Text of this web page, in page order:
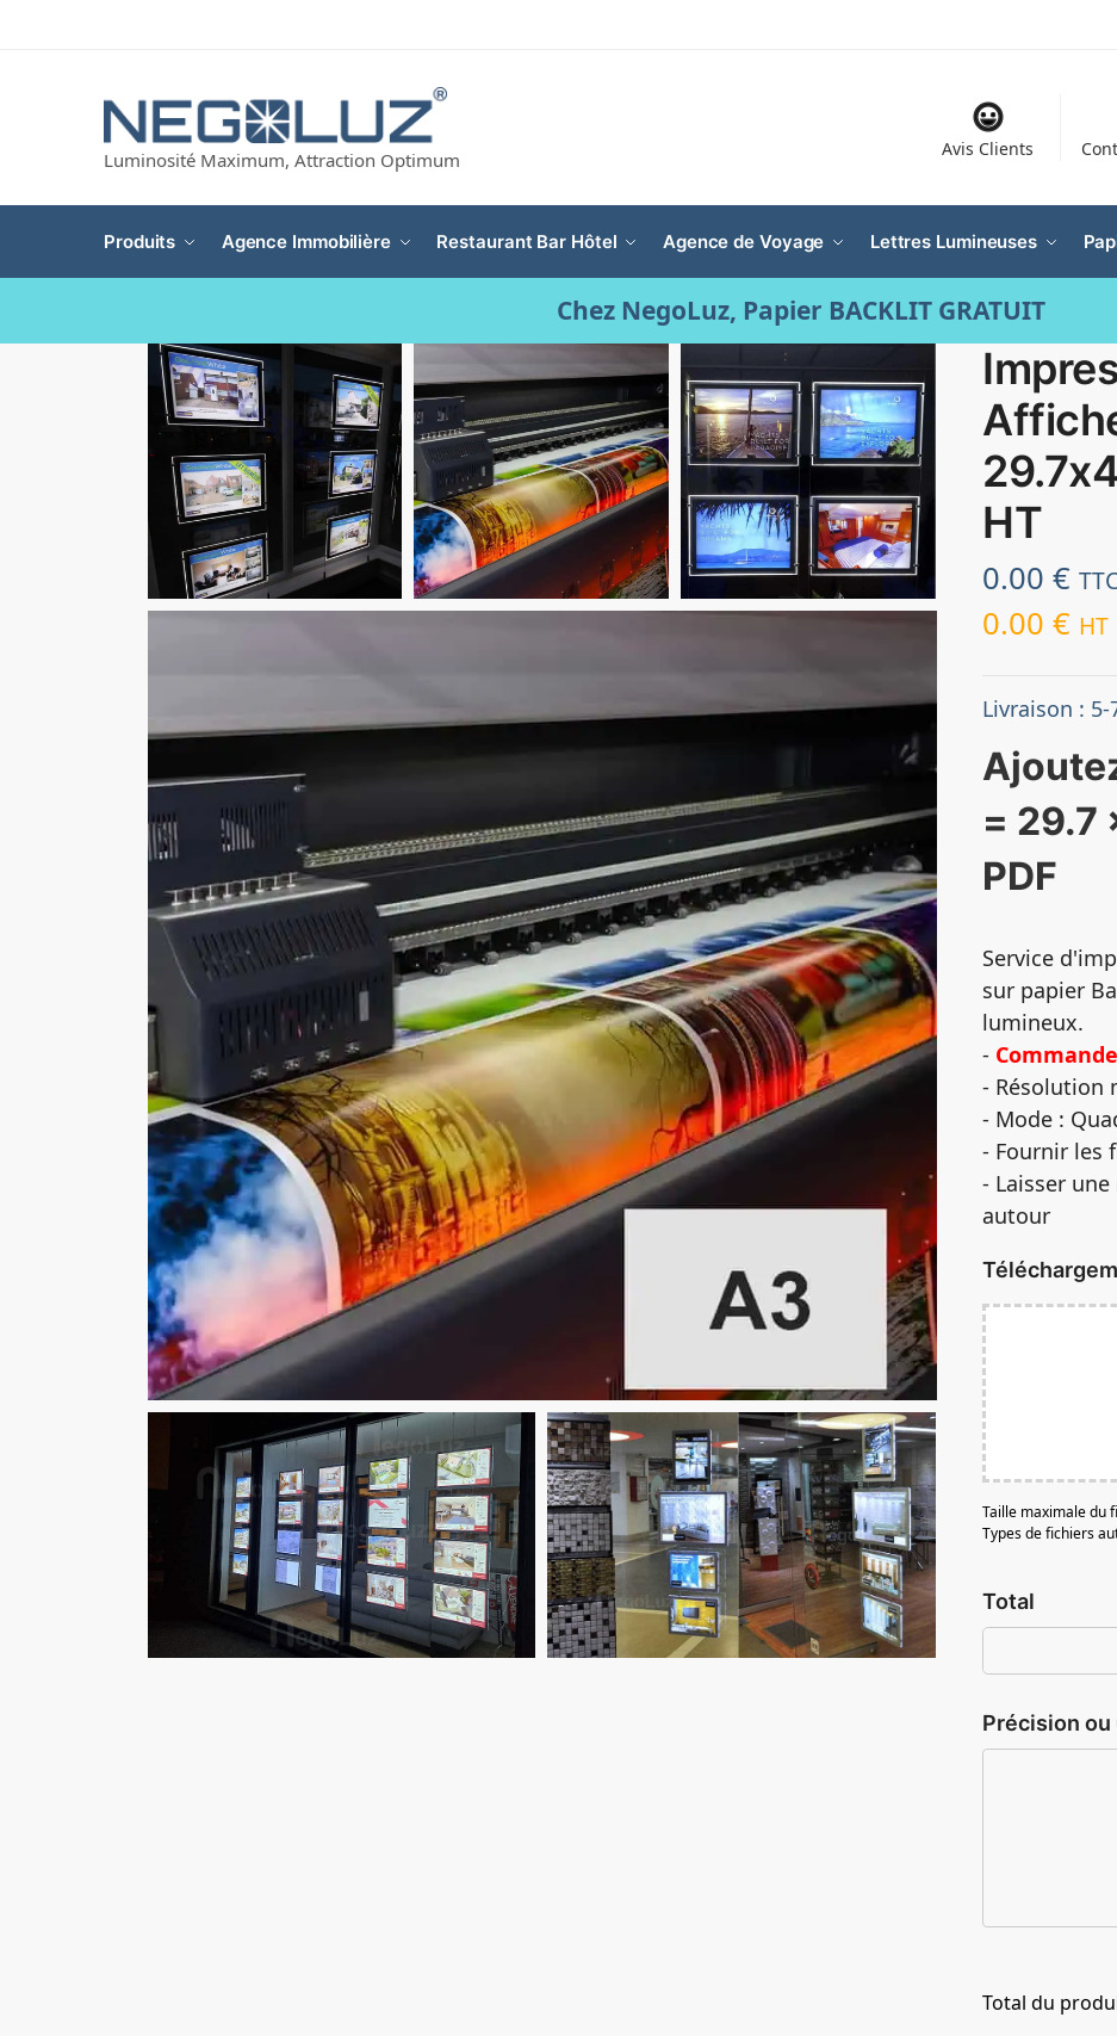
Luminosité Maximum, Attraction Optimum
Avis Clients
Produits Agence Immobilière Restaurant Bar Hôtel Agence de Voyage Lettres Lumineuses
Chez NegoLuz, Papier BACKLIT GRATUIT
HT
0.00€
0.00€ HT
Livraison : 5-
= 29.7
PDF
Service
sur papier
lumineux.
-
- Résolution
- Mode :
- Fournir les
- Laisser
autour
Taille maximale du
Types de fichiers
Total
Précision
Total du